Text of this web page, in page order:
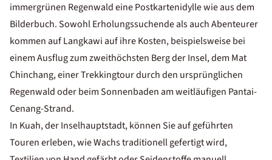
immergrünen Regenwald eine Postkartenidylle wie aus dem
Bilderbuch. Sowohl Erholungssuchende als auch Abenteurer
kommen auf Langkawi auf ihre Kosten, beispielsweise bei
einem Ausflug zum zweithöchsten Berg der Insel, dem Mat
Chinchang, einer Trekkingtour durch den ursprünglichen
Regenwald oder beim Sonnenbaden am weitläufigen Pantai-
Cenang-Strand.
In Kuah, der Inselhauptstadt, können Sie auf geführten
Touren erleben, wie Wachs traditionell gefertigt wird,